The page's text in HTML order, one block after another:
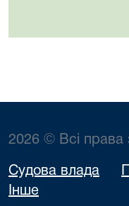
2026 © Всі права
Судова влада
Інше